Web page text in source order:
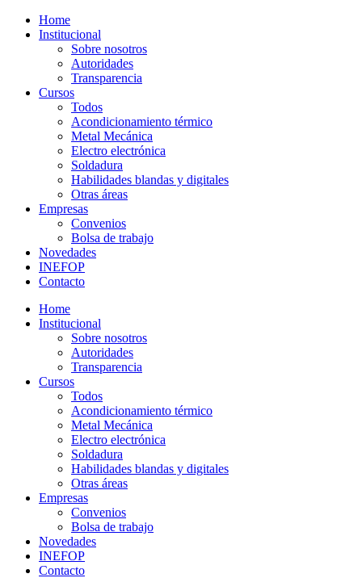
Home
Institucional
Sobre nosotros
Autoridades
Transparencia
Cursos
Todos
Acondicionamiento térmico
Metal Mecánica
Electro electrónica
Soldadura
Habilidades blandas y digitales
Otras áreas
Empresas
Convenios
Bolsa de trabajo
Novedades
INEFOP
Contacto
Home
Institucional
Sobre nosotros
Autoridades
Transparencia
Cursos
Todos
Acondicionamiento térmico
Metal Mecánica
Electro electrónica
Soldadura
Habilidades blandas y digitales
Otras áreas
Empresas
Convenios
Bolsa de trabajo
Novedades
INEFOP
Contacto